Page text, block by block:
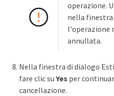
operazione.
nella finestra
l'operazione
annullata.
Nella finestra di dialogo
fare clic su Yes per
cancellazione.